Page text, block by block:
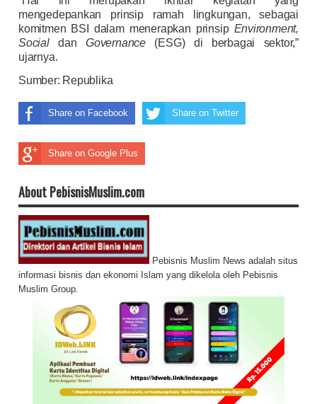
mengedepankan prinsip ramah lingkungan, sebagai
komitmen BSI dalam menerapkan prinsipEnvironment,
Socialdan Governance(ESG) di berbagai sektor,”
ujarnya.
Sumber: Republika
Share on Facebook Share on Twitter
Share on Google Plus
About PebisnisMuslim.com
Pebisnis Muslim News adalah situs
informasi bisnis dan ekonomi Islam yang dikelola oleh Pebisnis
Muslim Group.